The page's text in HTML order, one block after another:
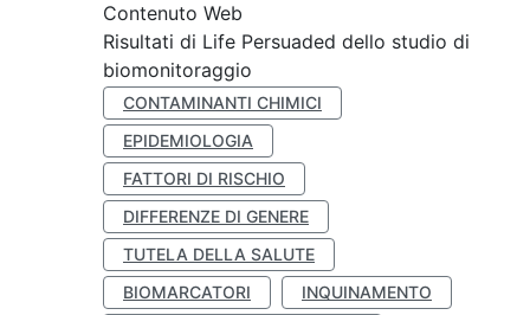
Contenuto Web
Risultati di Life Persuaded dello studio di
biomonitoraggio
CONTAMINANTI CHIMICI
EPIDEMIOLOGIA
FATTORI DI RISCHIO
DIFFERENZE DI GENERE
TUTELA DELLA SALUTE
BIOMARCATORI
INQUINAMENTO